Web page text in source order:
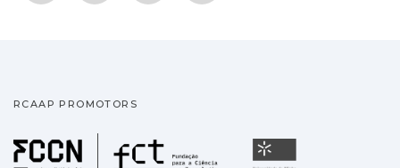
RCAAP PROMOTORS
Fundação para a